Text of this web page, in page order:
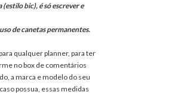
bic), é só escrever e
de canetas permanentes.
qualquer planner, para ter
no box de comentários
a marca e modelo do seu
possua, essas medidas